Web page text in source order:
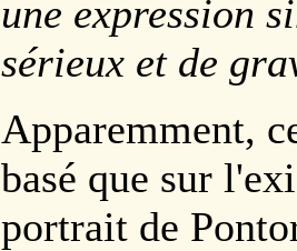
une expression
sérieux et de
Apparemment,
basé que sur
portrait de